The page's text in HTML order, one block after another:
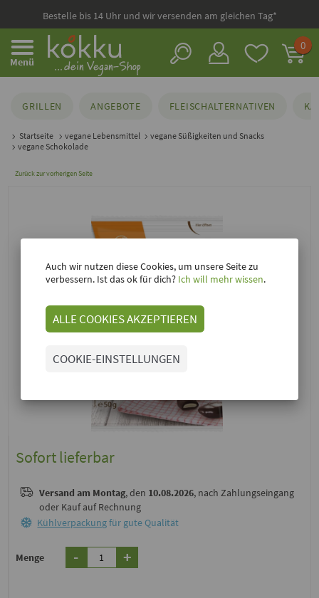
Bestelle bis 14 Uhr und wir versenden am gleichen Tag*
Menü
0
GRILLEN ANGEBOTE FLEISCHALTERNATIVEN
Startseite vegane Lebensmittel
vegane Süßigkeiten und Snacks
vegane Schokolade
Zurück zur vorherigen Seite
Sofort lieferbar
Versand am Montag, den 10.08.2026, nach Zahlungseingang
oder Kauf auf Rechnung
Kühlverpackungfür gute Qualität
Menge - +
Auch wir nutzen diese Cookies, um unsere Seite zu
verbessern. Ist das ok für dich? Ich will mehr wissen.
ALLE COOKIES AKZEPTIEREN
COOKIE-EINSTELLUNGEN